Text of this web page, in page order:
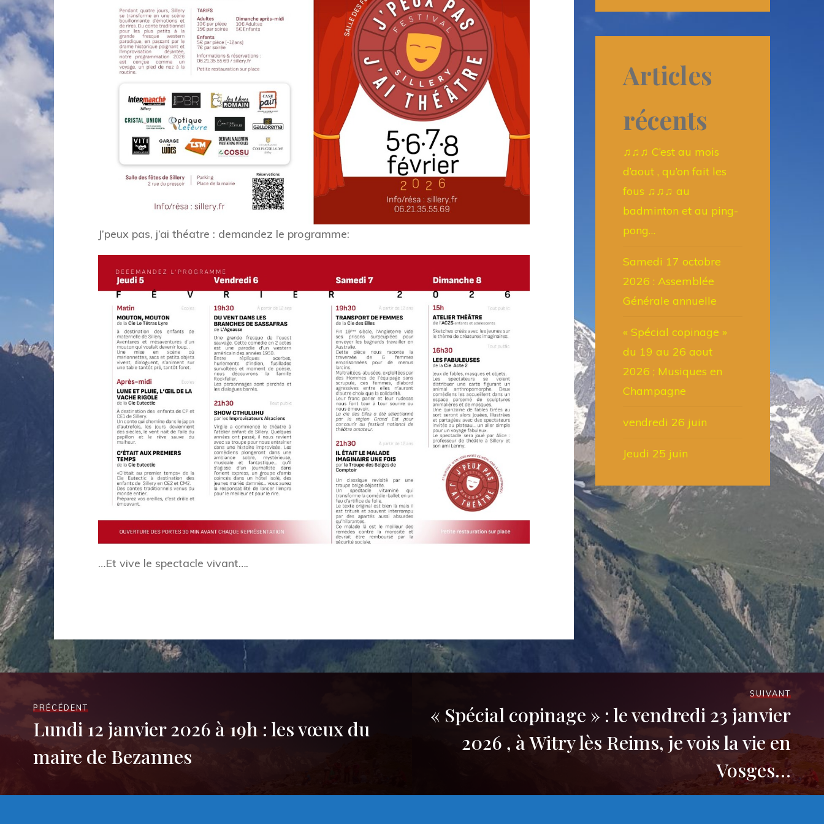
J’peux pas, j’ai théatre : demandez le programme:
…Et vive le spectacle vivant….
Articles
récents
♫♫♫ C’est au mois
d’aout , qu’on fait les
fous ♫♫♫ au
badminton et au ping-
pong…
Samedi 17 octobre
2026 : Assemblée
Générale annuelle
« Spécial copinage »
du 19 au 26 aout
2026 ; Musiques en
Champagne
vendredi 26 juin
Jeudi 25 juin
PRÉCÉDENT
Lundi 12 janvier 2026 à 19h : les vœux du
maire de Bezannes
SUIVANT
« Spécial copinage » : le vendredi 23 janvier
2026 , à Witry lès Reims, je vois la vie en
Vosges…